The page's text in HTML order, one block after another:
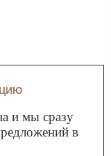
и мы сразу
в